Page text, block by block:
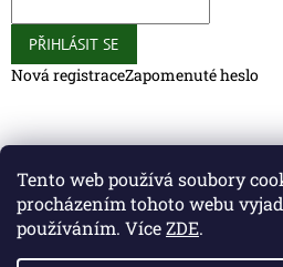
Tento web používá soubory
procházením tohoto webu
používáním. VíceZDE.
PŘIHLÁSIT SE
Nová registraceZapomenuté heslo